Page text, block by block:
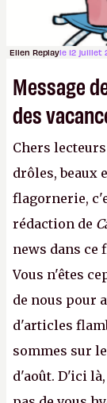
Ellen Replayle 12 juillet
Message
des
Chers
drôles, beaux
flagornerie,
rédaction de
news dans ce
Vous n'êtes
de nous pour
d'articles
sommes sur
d'août. D'ici